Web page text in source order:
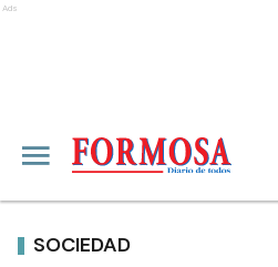
Ads
SOCIEDAD